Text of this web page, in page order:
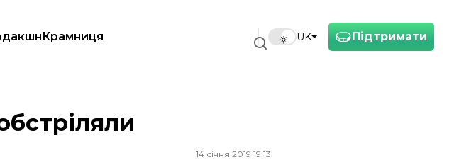
Підтримати
UK
Крамниця
14 січня 2019 19:13